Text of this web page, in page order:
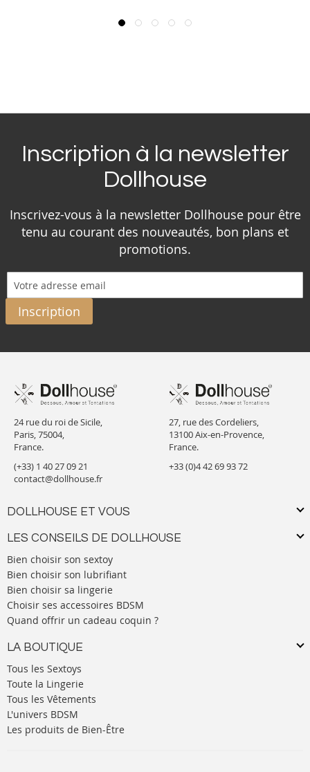
Inscription à la newsletter
Dollhouse
Inscrivez-vous à la newsletter Dollhouse pour être
tenu au courant des nouveautés, bon plans et
promotions.
Inscription
24 rue du roi de Sicile,
Paris, 75004,
France.
(+33) 1 40 27 09 21
contact@dollhouse.fr
DOLLHOUSE ET VOUS
LES CONSEILS DE DOLLHOUSE
Bien choisir son sextoy
Bien choisir son lubrifiant
Bien choisir sa lingerie
Choisir ses accessoires BDSM
Quand offrir un cadeau coquin ?
LA BOUTIQUE
Tous les Sextoys
Toute la Lingerie
Tous les Vêtements
L'univers BDSM
Les produits de Bien-Être
27, rue des Cordeliers,
13100 Aix-en-Provence,
France.
+33 (0)4 42 69 93 72